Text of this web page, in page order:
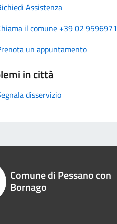
Assistenza
il comune +39 02 9596971
un appuntamento
in città
disservizio
Comune di Pessano con
Bornago